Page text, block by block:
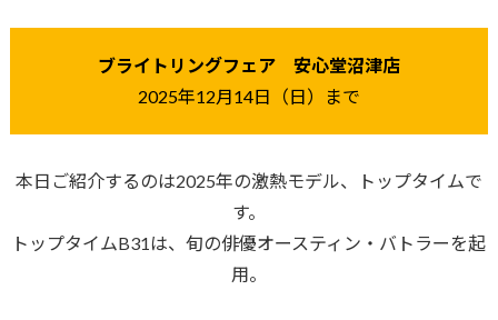
ブライトリングフェア 安心堂沼津店
2025年12月14日（日）まで
本日ご紹介するのは2025年の激熱モデル、トップタイムで
す。
トップタイムB31は、旬の俳優オースティン・バトラーを起
用。